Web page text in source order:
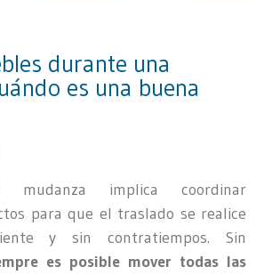
durante una
es una buena
mudanza implica coordinar
para que el traslado se realice
y sin contratiempos. Sin
es posible mover todas las